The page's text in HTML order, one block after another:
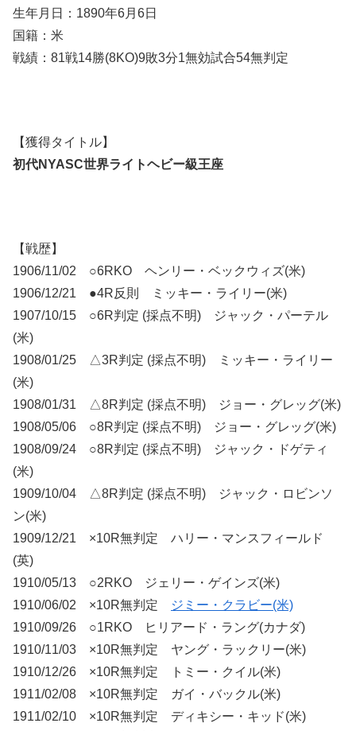
生年月日：1890年6月6日
国籍：米
戦績：81戦14勝(8KO)9敗3分1無効試合54無判定
【獲得タイトル】
初代NYASC世界ライトヘビー級王座
【戦歴】
1906/11/02 ○6RKO ヘンリー・ベックウィズ(米)
1906/12/21 ●4R反則 ミッキー・ライリー(米)
1907/10/15 ○6R判定 (採点不明) ジャック・パーテル
(米)
1908/01/25 △3R判定 (採点不明) ミッキー・ライリー
(米)
1908/01/31 △8R判定 (採点不明) ジョー・グレッグ(米)
1908/05/06 ○8R判定 (採点不明) ジョー・グレッグ(米)
1908/09/24 ○8R判定 (採点不明) ジャック・ドゲティ
(米)
1909/10/04 △8R判定 (採点不明) ジャック・ロビンソ
ン(米)
1909/12/21 ×10R無判定 ハリー・マンスフィールド
(英)
1910/05/13 ○2RKO ジェリー・ゲインズ(米)
1910/06/02 ×10R無判定
ジミー・クラビー(米)
1910/09/26 ○1RKO ヒリアード・ラング(カナダ)
1910/11/03 ×10R無判定 ヤング・ラックリー(米)
1910/12/26 ×10R無判定 トミー・クイル(米)
1911/02/08 ×10R無判定 ガイ・バックル(米)
1911/02/10 ×10R無判定 ディキシー・キッド(米)